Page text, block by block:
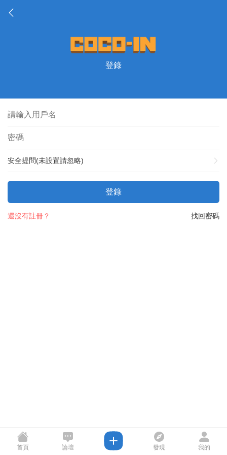
登錄
安全提問(未設置請忽略)
登錄
找回密碼
還沒有註冊？
首頁 論壇 發現 我的